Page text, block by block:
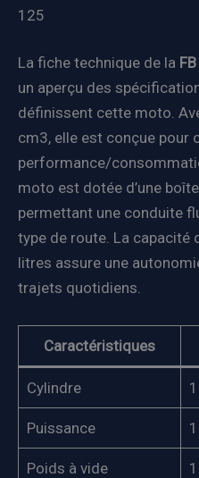
125
La fiche technique de la
un aperçu des
définissent cette moto.
cm3, elle est conçue pour
performance/
moto est dotée d’une
permettant une conduite
type de route. La capacité
litres assure une
trajets quotidiens.
Caractéristiques
Cylindre
Puissance
Poids à vide